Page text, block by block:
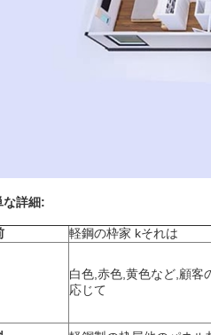
な詳細:
軽鋼の枠家 kそれは
白色,赤色,黄色など,顧客
応じて